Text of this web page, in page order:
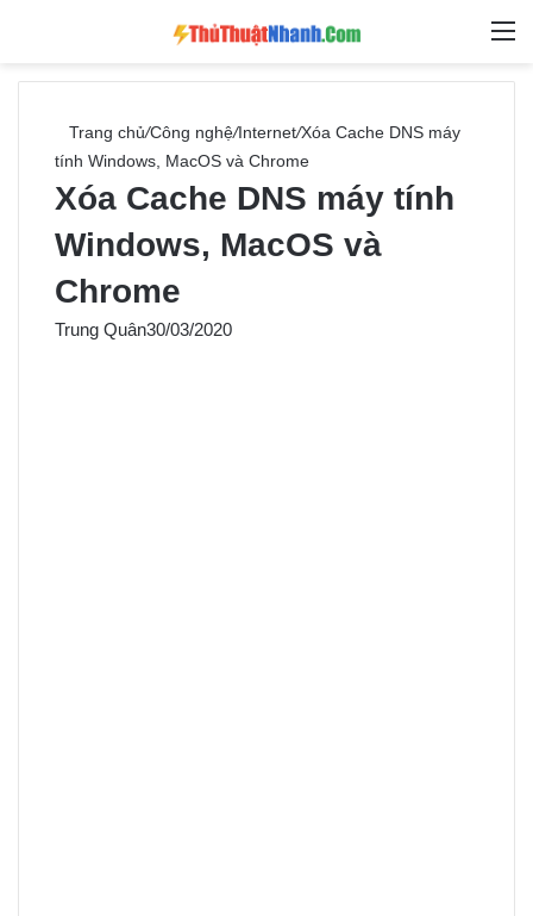
Tìm
Trang chủ/Công nghệ/Internet/Xóa Cache DNS máy
tính Windows, MacOS và Chrome
Xóa Cache DNS máy tính
Windows, MacOS và
Chrome
Trung Quân30/03/2020